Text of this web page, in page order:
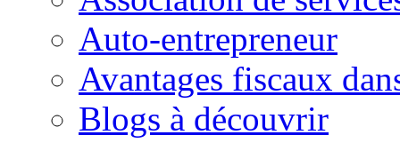
Auto-entrepreneur
Avantages fiscaux
Blogs à découvrir